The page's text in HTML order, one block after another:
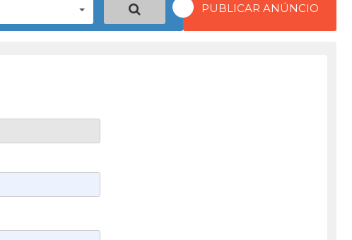
PUBLICAR ANÚNCIO